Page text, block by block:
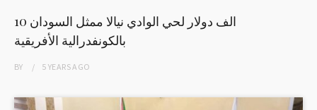
10 الف دولار لحي الوادي نيالا ممثل السودان
بالكونفدرالية الأفريقية
BY 5 YEARSAGO